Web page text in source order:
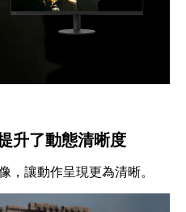
升了動態清晰度
，讓動作呈現更為清晰。